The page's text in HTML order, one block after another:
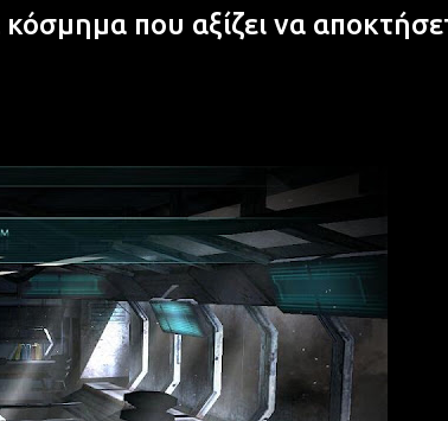
κόσμημα που αξίζει να